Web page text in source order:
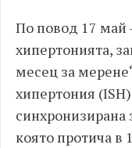
По повод 17 май
хипертонията,
месец за
хипертония
синхронизирана
която протича в